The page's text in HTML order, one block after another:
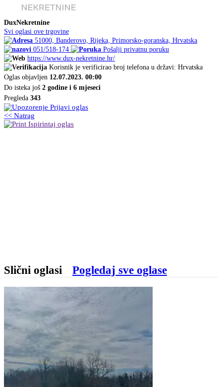
DuxNekretnine
Svi oglasi ove trgovine
51000, Banderovo, Rijeka, Primorsko-goranska, Hrvatska
051/518-174
Pošalji privatnu poruku
https://www.dux-nekretnine.hr/
Korisnik je verificirao broj telefona u državi: Hrvatska
Oglas objavljen 12.07.2023. 00:00
Do isteka još 2 godine i 6 mjeseci
Pregleda 343
Prijavi oglas
<< Natrag
Ispirintaj oglas
Slični oglasi Pogledaj sve oglase